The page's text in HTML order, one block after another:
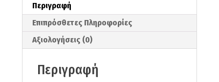
Περιγραφή
Επιπρόσθετες Πληροφορίες
Αξιολογήσεις (0)
Περιγραφή